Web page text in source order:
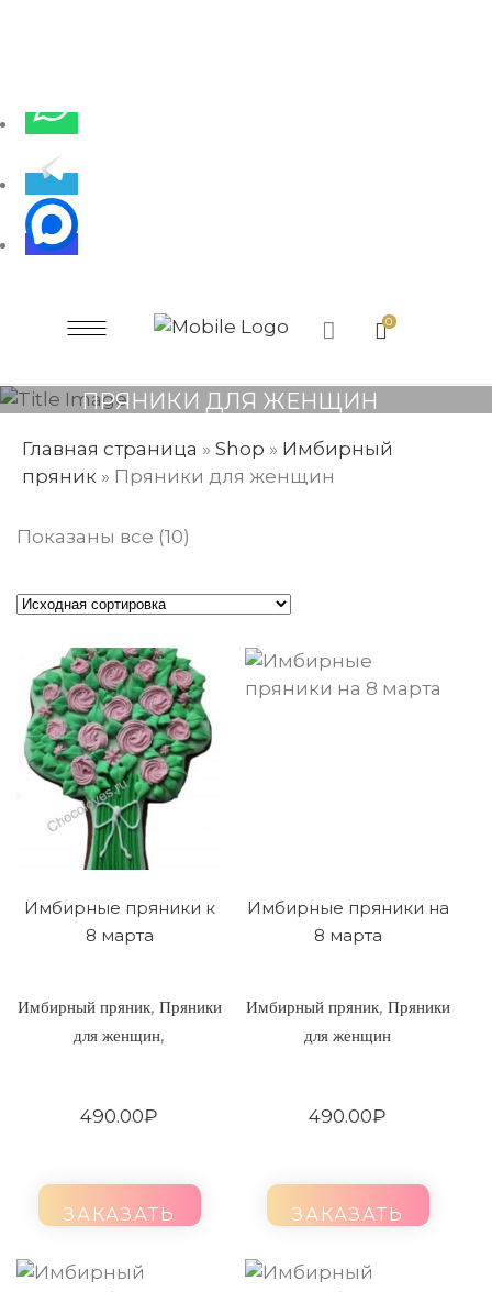
0
ПРЯНИКИ ДЛЯ ЖЕНЩИН
Главная страница » Shop » Имбирный
пряник » Пряники для женщин
Показаны все (10)
Имбирные пряники к
8 марта
Имбирный пряник, Пряники
для женщин,
490.00₽
ЗАКАЗАТЬ
Имбирные пряники на
8 марта
Имбирный пряник, Пряники
для женщин
490.00₽
ЗАКАЗАТЬ